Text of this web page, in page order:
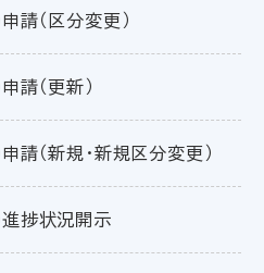
請（区分変更）
請（更新）
請（新規・新規区分変更）
捗状況開示